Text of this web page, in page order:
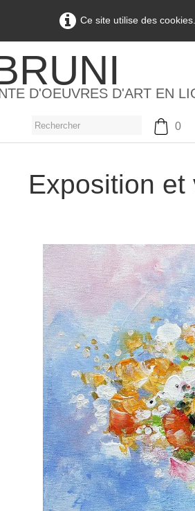
Ce site utilise des
D'OEUVRES D'ART EN
0
Exposition